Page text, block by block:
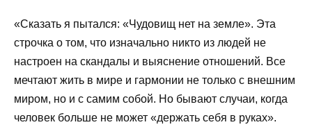
«Сказать я пытался: «Чудовищ нет на земле». Эта
строчка о том, что изначально никто из людей не
настроен на скандалы и выяснение отношений. Все
мечтают жить в мире и гармонии не только с внешним
миром, но и с самим собой. Но бывают случаи, когда
человек больше не может «держать себя в руках».